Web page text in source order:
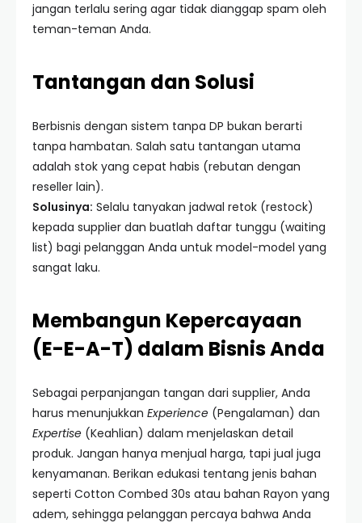
jangan terlalu sering agar tidak dianggap spam oleh
teman-teman Anda.
Tantangan dan Solusi
Berbisnis dengan sistem tanpa DP bukan berarti
tanpa hambatan. Salah satu tantangan utama
adalah stok yang cepat habis (rebutan dengan
reseller lain).
Solusinya: Selalu tanyakan jadwal retok (restock)
kepada supplier dan buatlah daftar tunggu (waiting
list) bagi pelanggan Anda untuk model-model yang
sangat laku.
Membangun Kepercayaan
(E-E-A-T) dalam Bisnis Anda
Sebagai perpanjangan tangan dari supplier, Anda
harus menunjukkan Experience (Pengalaman) dan
Expertise (Keahlian) dalam menjelaskan detail
produk. Jangan hanya menjual harga, tapi jual juga
kenyamanan. Berikan edukasi tentang jenis bahan
seperti Cotton Combed 30s atau bahan Rayon yang
adem, sehingga pelanggan percaya bahwa Anda